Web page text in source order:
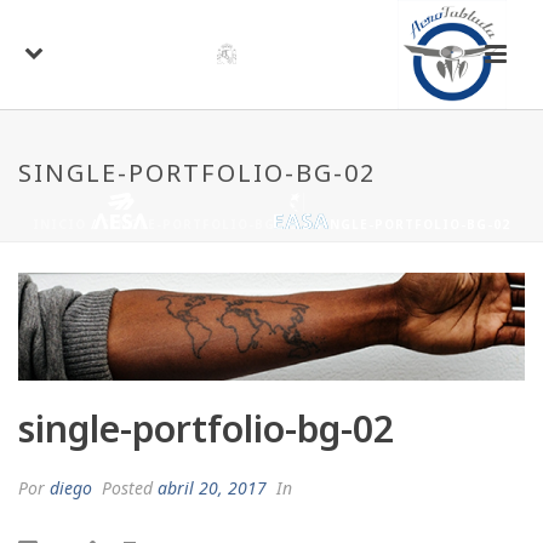
SINGLE-PORTFOLIO-BG-02
SINGLE-PORTFOLIO-BG-02/ SINGLE-PORTFOLIO-BG-02
single-portfolio-bg-02
Por diego Postedabril 20, 2017 In